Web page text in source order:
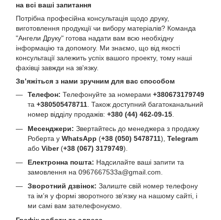
на всі ваші запитання
Потрібна професійна консультація щодо друку,
виготовлення продукції чи вибору матеріалів? Команда
"Ангели Друку" готова надати вам всю необхідну
інформацію та допомогу. Ми знаємо, що від якості
консультації залежить успіх вашого проекту, тому наші
фахівці завжди на зв'язку.
Зв’яжіться з нами зручним для вас способом
Телефон: Телефонуйте за номерами +380673179749
та +380505478711 . Також доступний багатоканальний
номер відділу продажів: +380 (44) 462-09-15
Месенджери: Звертайтесь до менеджера з продажу
Роберта у WhatsApp (+38 (050) 5478711), Telegram
або Viber(+38 (067) 3179749).
Електронна пошта: Надсилайте ваші запити та
замовлення на 0967667533a@gmail.com
Зворотний дзвінок: Залиште свій номер телефону
та ім’я у формі зворотного зв’язку на нашому сайті, і
ми самі вам зателефонуємо.